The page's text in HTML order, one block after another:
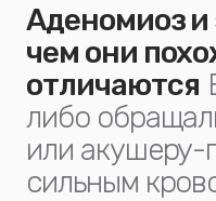
Аденомиоз и
чем они
отличаются
либо
или акушеру-
сильным